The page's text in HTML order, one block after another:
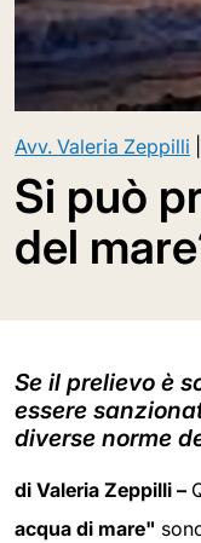
Avv. Valeria Zeppilli
Si può
del
Se il prelievo è
essere
diverse norme
di Valeria Zeppilli –
acqua di mare"